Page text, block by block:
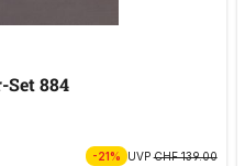
884
-21% UVPCHF 139.00